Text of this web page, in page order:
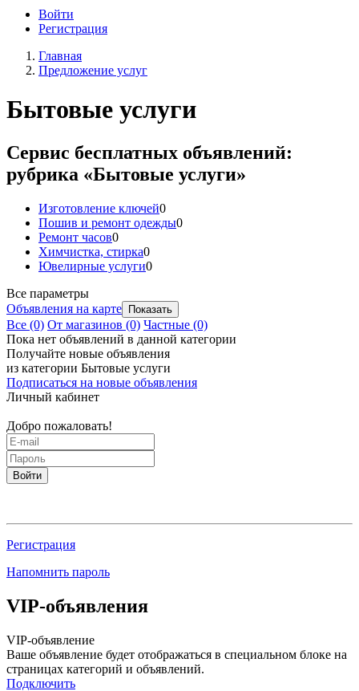
Войти
Регистрация
Главная
Предложение услуг
Бытовые услуги
Сервис бесплатных объявлений:
рубрика «Бытовые услуги»
Изготовление ключей0
Пошив и ремонт одежды0
Ремонт часов0
Химчистка, стирка0
Ювелирные услуги0
Все параметры
Объявления на карте
Все (0) От магазинов (0) Частные (0)
Пока нет объявлений в данной категории
Получайте новые объявления
из категории Бытовые услуги
Подписаться на новые объявления
Личный кабинет
Добро пожаловать!
Войти
Регистрация
Напомнить пароль
VIP-объявления
VIP-объявление
Ваше объявление будет отображаться в специальном блоке на
страницах категорий и объявлений.
Подключить